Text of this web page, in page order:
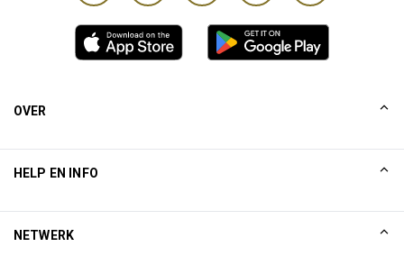
OVER
HELP EN INFO
NETWERK